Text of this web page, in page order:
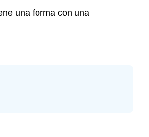
una forma con una